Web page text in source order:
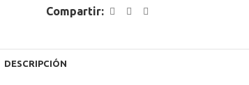
Compartir:
DESCRIPCIÓN